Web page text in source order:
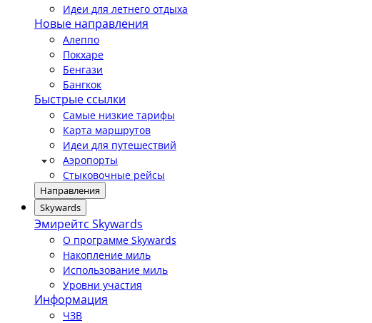
Идеи для летнего отдыха
Новые направления
Алеппо
Покхаре
Бенгази
Бангкок
Быстрые ссылки
Самые низкие тарифы
Карта маршрутов
Идеи для путешествий
Аэропорты
Стыковочные рейсы
Направления
Skywards
Эмирейтс Skywards
О программе Skywards
Накопление миль
Использование миль
Уровни участия
Информация
ЧЗВ